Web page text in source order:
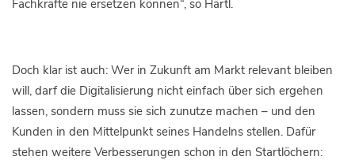
Fachkräfte nie ersetzen können“, so Härtl.
Doch klar ist auch: Wer in Zukunft am Markt relevant bleiben
will, darf die Digitalisierung nicht einfach über sich ergehen
lassen, sondern muss sie sich zunutze machen – und den
Kunden in den Mittelpunkt seines Handelns stellen. Dafür
stehen weitere Verbesserungen schon in den Startlöchern: